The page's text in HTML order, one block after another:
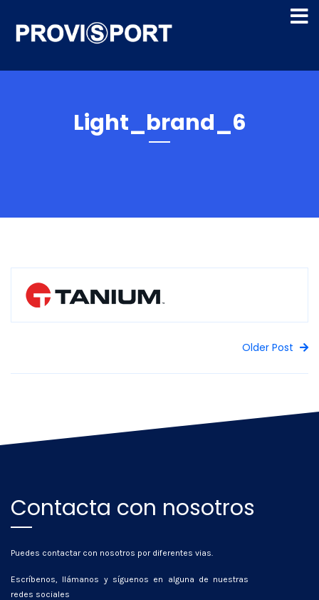
Light_brand_6
Older Post
Contacta con nosotros
Puedes contactar con nosotros por diferentes vias.
Escríbenos, llámanos y síguenos en alguna de nuestras
redes sociales